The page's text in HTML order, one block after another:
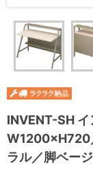
INVENT-SH
W1200×H720
ラル／脚ベー